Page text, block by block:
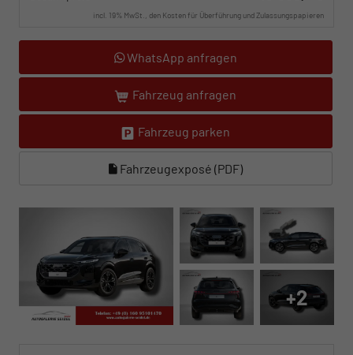
incl. 19% MwSt., den Kosten für Überführung und Zulassungspapieren
WhatsApp anfragen
Fahrzeug anfragen
Fahrzeug parken
Fahrzeugexposé (PDF)
+2